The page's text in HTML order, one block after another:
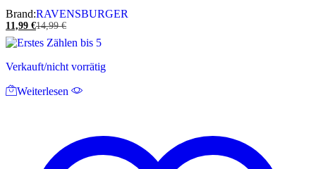
Brand:RAVENSBURGER
11,99 €14,99€
Verkauft/nicht vorrätig
Weiterlesen